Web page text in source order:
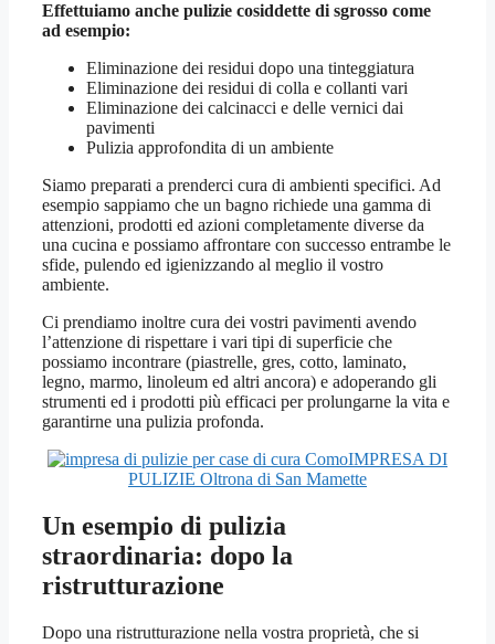
Effettuiamo anche pulizie cosiddette di sgrosso come
ad esempio:
Eliminazione dei residui dopo una tinteggiatura
Eliminazione dei residui di colla e collanti vari
Eliminazione dei calcinacci e delle vernici dai
pavimenti
Pulizia approfondita di un ambiente
Siamo preparati a prenderci cura di ambienti specifici. Ad
esempio sappiamo che un bagno richiede una gamma di
attenzioni, prodotti ed azioni completamente diverse da
una cucina e possiamo affrontare con successo entrambe le
sfide, pulendo ed igienizzando al meglio il vostro
ambiente.
Ci prendiamo inoltre cura dei vostri pavimenti avendo
l’attenzione di rispettare i vari tipi di superficie che
possiamo incontrare (piastrelle, gres, cotto, laminato,
legno, marmo, linoleum ed altri ancora) e adoperando gli
strumenti ed i prodotti più efficaci per prolungarne la vita e
garantirne una pulizia profonda.
IMPRESA DI
PULIZIE Oltrona di San Mamette
Un esempio di pulizia
straordinaria: dopo la
ristrutturazione
Dopo una ristrutturazione nella vostra proprietà, che si